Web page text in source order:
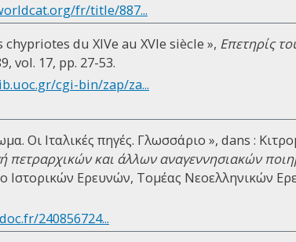
fr/title/887...
du XIVe au XVIe siècle », Επετηρίς
vol. 17, pp. 27-53.
cgi-bin/zap/za...
Οι Ιταλικές πηγές. Γλωσσάριο », dans :
πετραρχικών και άλλων αναγεννησιακών
Ιστορικών Ερευνών, Τομέας Νεοελληνικών
240856724...